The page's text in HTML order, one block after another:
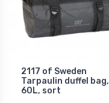
2117 of Sweden
Tarpaulin duffel bag,
60L, sort